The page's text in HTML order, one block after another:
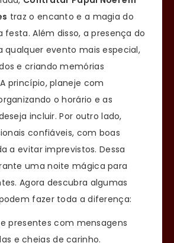
traz o encanto e a magia do
festa. Além disso, a presença do
qualquer evento mais especial,
e criando memórias
princípio, planeje com
o horário e as
incluir. Por outro lado,
confiáveis, com boas
a evitar imprevistos. Dessa
uma noite mágica para
Agora descubra algumas
fazer toda a diferença:
presentes com mensagens
e cheias de carinho.